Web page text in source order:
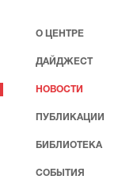
О ЦЕНТРЕ
ДАЙДЖЕСТ
НОВОСТИ
ПУБЛИКАЦИИ
БИБЛИОТЕКА
СОБЫТИЯ